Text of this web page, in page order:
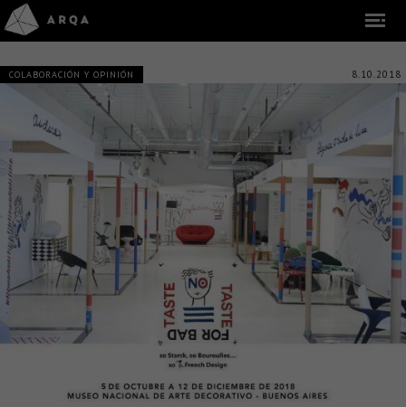
COLABORACIÓN Y OPINIÓN 8.10.2018